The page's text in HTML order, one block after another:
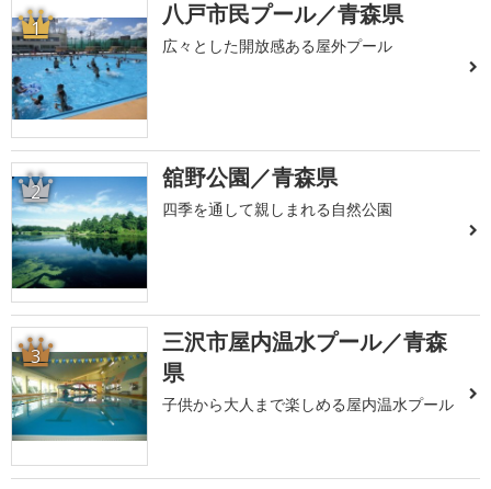
1 八戸市民プール／青森県
広々とした開放感ある屋外プール
2 舘野公園／青森県
四季を通して親しまれる自然公園
3
三沢市屋内温水プール／青森
県
子供から大人まで楽しめる屋内温水プール